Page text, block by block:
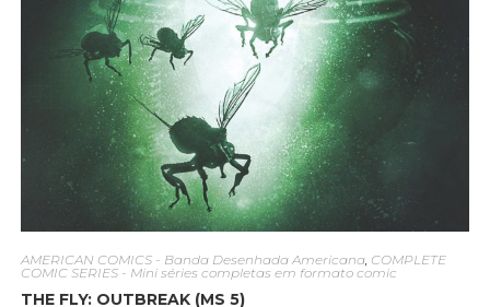
AMERICAN COMICS - Banda Desenhada Americana, COMPLETE
COMIC SERIES - Mini séries completas em formato comic
THE FLY: OUTBREAK (MS 5)